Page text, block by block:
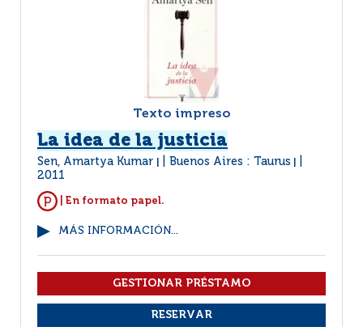
Texto impreso
La idea de la justicia
Sen, Amartya Kumar Buenos Aires : Taurus
2011
| En formato papel.
MÁS INFORMACIÓN...